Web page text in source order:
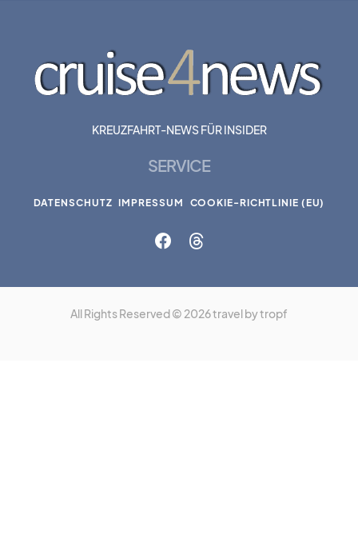
KREUZFAHRT-NEWS FÜR INSIDER
SERVICE
DATENSCHUTZ IMPRESSUM COOKIE-RICHTLINIE (EU)
All Rights Reserved © 2026 travel by tropf